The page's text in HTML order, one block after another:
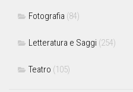
Fotografia (84)
Letteratura e Saggi (254)
Teatro (105)